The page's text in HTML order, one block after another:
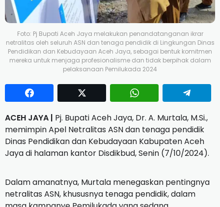
Foto: Pj Bupati Aceh Jaya melakukan penandatanganan ikrar
netralitas oleh seluruh ASN dan tenaga pendidik di Lingkungan Dinas
Pendidikan dan Kebudayaan Aceh Jaya, sebagai bentuk komitmen
mereka untuk menjaga profesionalisme dan tidak berpihak dalam
pelaksanaan Pemilukada 2024
ACEH JAYA | Pj. Bupati Aceh Jaya, Dr. A. Murtala, M.Si.,
memimpin Apel Netralitas ASN dan tenaga pendidik
Dinas Pendidikan dan Kebudayaan Kabupaten Aceh
Jaya di halaman kantor Disdikbud, Senin (7/10/2024).
Dalam amanatnya, Murtala menegaskan pentingnya
netralitas ASN, khususnya tenaga pendidik, dalam